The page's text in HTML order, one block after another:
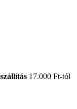
17.000 Ft-tól